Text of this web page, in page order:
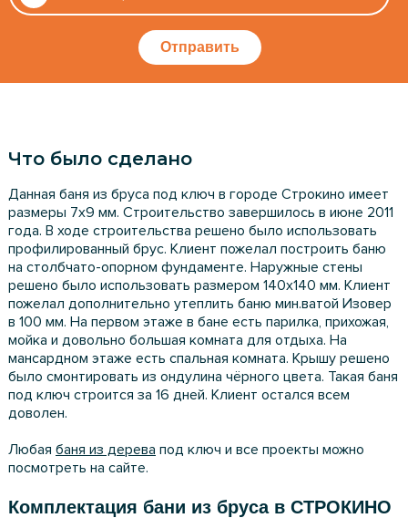
Отправить
Что было сделано
Данная баня из бруса под ключ в городе Строкино имеет
размеры 7х9 мм. Строительство завершилось в июне 2011
года. В ходе строительства решено было использовать
профилированный брус. Клиент пожелал построить баню
на столбчато-опорном фундаменте. Наружные стены
решено было использовать размером 140х140 мм. Клиент
пожелал дополнительно утеплить баню мин.ватой Изовер
в 100 мм. На первом этаже в бане есть парилка, прихожая,
мойка и довольно большая комната для отдыха. На
мансардном этаже есть спальная комната. Крышу решено
было смонтировать из ондулина чёрного цвета. Такая баня
под ключ строится за 16 дней. Клиент остался всем
доволен.
Любая баня из дерева под ключ и все проекты можно
посмотреть на сайте.
Комплектация бани из бруса в СТРОКИНО